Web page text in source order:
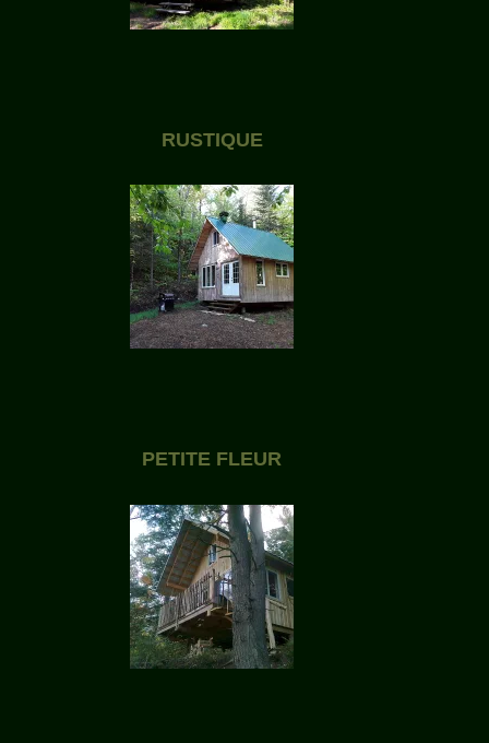
RUSTIQUE
PETITE FLEUR